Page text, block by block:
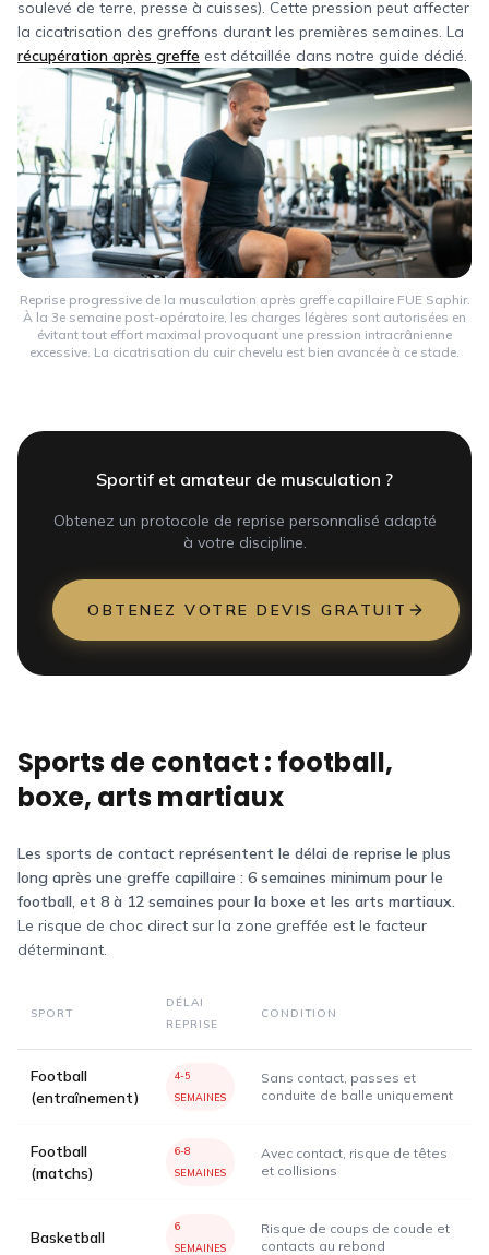
soulevé de terre, presse à cuisses). Cette pression peut affecter
la cicatrisation des greffons durant les premières semaines. La
récupération après greffe est détaillée dans notre guide dédié.
Reprise progressive de la musculation après greffe capillaire FUE Saphir.
À la 3e semaine post-opératoire, les charges légères sont autorisées en
évitant tout effort maximal provoquant une pression intracrânienne
excessive. La cicatrisation du cuir chevelu est bien avancée à ce stade.
Sportif et amateur de musculation ?
Obtenez un protocole de reprise personnalisé adapté
à votre discipline.
OBTENEZ VOTRE DEVIS GRATUIT
Sports de contact : football,
boxe, arts martiaux
Les sports de contact représentent le délai de reprise le plus
long après une greffe capillaire : 6 semaines minimum pour le
football, et 8 à 12 semaines pour la boxe et les arts martiaux.
Le risque de choc direct sur la zone greffée est le facteur
déterminant.
SPORT
DÉLAI
REPRISE
CONDITION
Football
(entraînement)
4-5
SEMAINES
Sans contact, passes et
conduite de balle uniquement
Football
(matchs)
6-8
SEMAINES
Avec contact, risque de têtes
et collisions
Basketball
6
SEMAINES
Risque de coups de coude et
contacts au rebond